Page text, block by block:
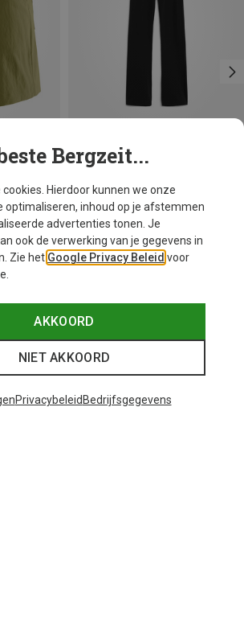
Armedangels
Dames Rehmaa Broek
€ 49,95
XS M L
Bergzeit...
cookies. Hierdoor kunnen we onze
optimaliseren, inhoud op je afstemmen
advertenties tonen. Je
ook de verwerking van je gegevens in
Zie het Google Privacy Beleid voor
AKKOORD
NIET AKKOORD
Privacybeleid Bedrijfsgegevens